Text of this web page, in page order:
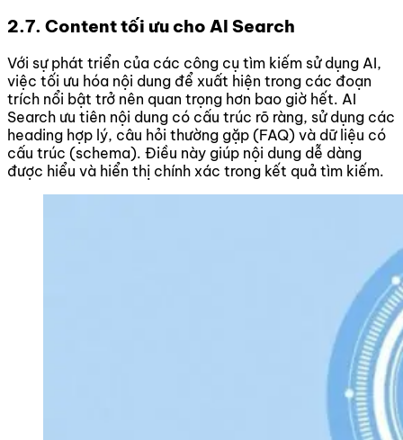
2.7. Content tối ưu cho AI Search
Với sự phát triển của các công cụ tìm kiếm sử dụng AI,
việc tối ưu hóa nội dung để xuất hiện trong các đoạn
trích nổi bật trở nên quan trọng hơn bao giờ hết. AI
Search ưu tiên nội dung có cấu trúc rõ ràng, sử dụng các
heading hợp lý, câu hỏi thường gặp (FAQ) và dữ liệu có
cấu trúc (schema). Điều này giúp nội dung dễ dàng
được hiểu và hiển thị chính xác trong kết quả tìm kiếm.